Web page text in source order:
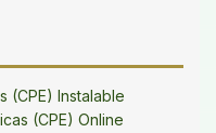
(CPE) Instalable
(CPE) Online